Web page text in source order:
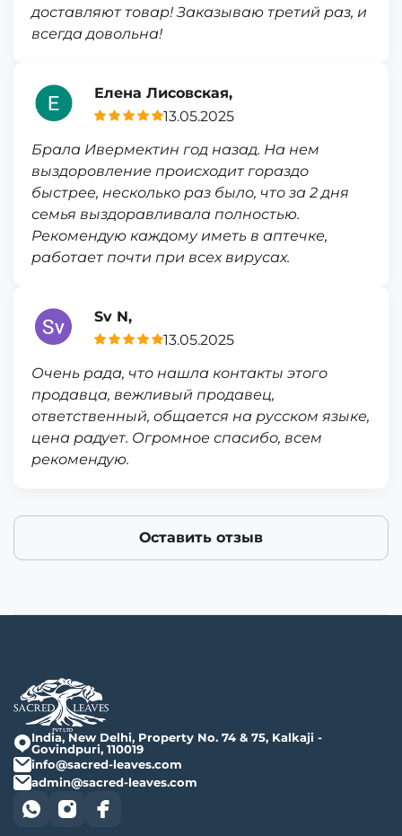
доставляют товар! Заказываю третий раз, и
всегда довольна!
Елена Лисовская,
13.05.2025
Брала Ивермектин год назад. На нем
выздоровление происходит гораздо
быстрее, несколько раз было, что за 2 дня
семья выздоравливала полностью.
Рекомендую каждому иметь в аптечке,
работает почти при всех вирусах.
Sv N,
13.05.2025
Очень рада, что нашла контакты этого
продавца, вежливый продавец,
ответственный, общается на русском языке,
цена радует. Огромное спасибо, всем
рекомендую.
Оставить отзыв
India, New Delhi, Property No. 74 & 75, Kalkaji -
Govindpuri, 110019
info@sacred-leaves.com
admin@sacred-leaves.com